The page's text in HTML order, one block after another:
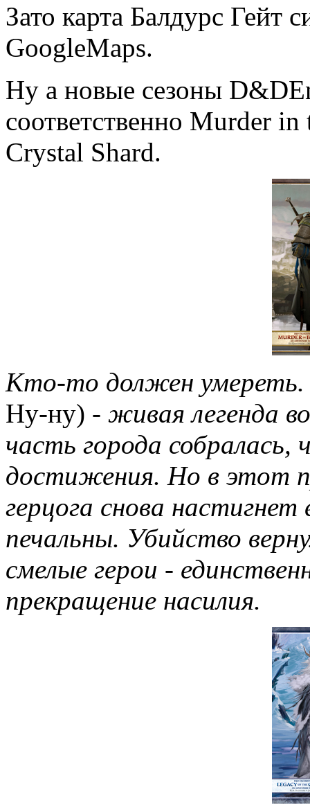
Зато карта Балдурс Гейт
GoogleMaps.
Ну а новые сезоны
соответственно Murder
Crystal Shard.
Кто-то должен умереть.
Ну-ну) - живая легенда
часть города
достижения. Но в этот
герцога снова
печальны. Убийство
смелые герои -
прекращение насилия.